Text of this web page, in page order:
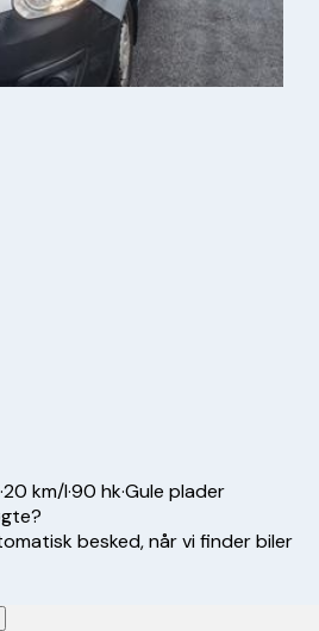
·20 km/l·90 hk·Gule plader
besked, når vi finder biler